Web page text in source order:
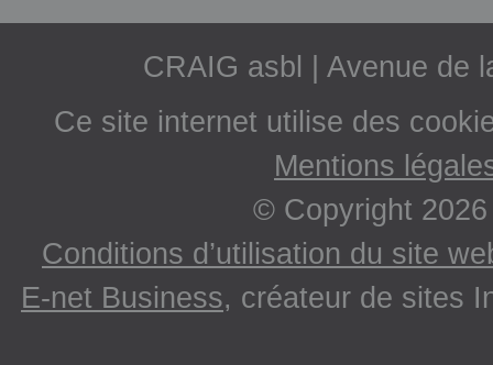
CRAIG asbl | Avenue de
Ce site internet utilise des
Mentions
© Copyright
Conditions d’utilisation du site
E-net Business, créateur de sites